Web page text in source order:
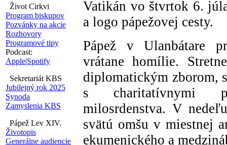
Život Cirkvi
Program biskupov
Pozvánky na akcie
Rozhovory
Programové tipy
Podcast:
Apple|Spotify
Sekretariát KBS
Jubilejný rok 2025
Synoda
Zamyslenia KBS
Pápež Lev XIV.
Životopis
Generálne audiencie
Vatikán vo štvrtok 6.
a logo pápežovej cesty.
Pápež v Ulanbátare
vrátane homílie.
diplomatickým zborom,
s charitatívnymi
milosrdenstva. V
svätú omšu v miestnej
ekumenického a